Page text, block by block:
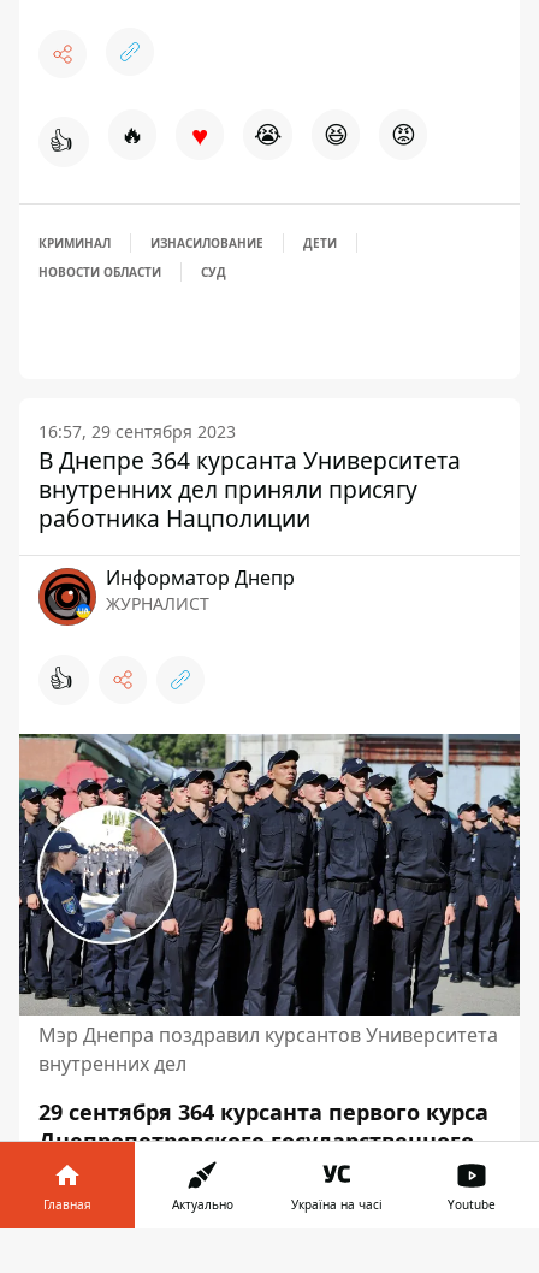
👍 🔥 ♥ 😭 😆 😡
КРИМИНАЛ ИЗНАСИЛОВАНИЕ
ДЕТИ
НОВОСТИ ОБЛАСТИ
СУД
16:57, 29 сентября 2023
В Днепре 364 курсанта Университета
внутренних дел приняли присягу
работника Нацполиции
Информатор Днепр
ЖУРНАЛИСТ
👍
Мэр Днепра поздравил курсантов Университета
внутренних дел
29 сентября 364 курсанта первого курса
Днепропетровского государственного
университета внутренних дел приняли
присягу работника Национальной
полиции Украины. Торжество провели
Главная Актуально Україна на часі Youtube